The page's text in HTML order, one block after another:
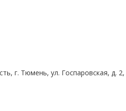
г. Тюмень, ул. Госпаровская, д. 2,